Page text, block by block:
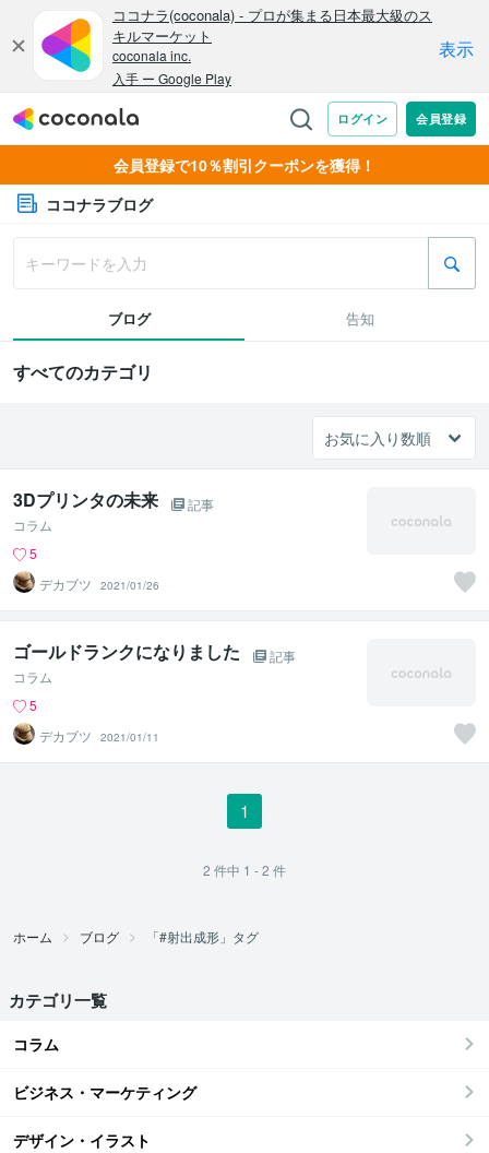
会員登録で10％割引クーポンを獲得！
ココナラブログ
ブログ 告知
すべてのカテゴリ
3Dプリンタの未来
記事
コラム
5
デカブツ
2021/01/26
ゴールドランクになりました
記事
コラム
5
デカブツ
2021/01/11
1
2 件中 1 - 2 件
ホーム ブログ 「#射出成形」タグ
カテゴリ一覧
コラム
ビジネス・マーケティング
デザイン・イラスト